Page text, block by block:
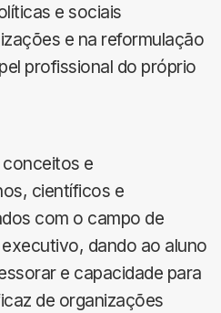
e sociais
e na reformulação
profissional do próprio
e
científicos e
com o campo de
dando ao aluno
e capacidade para
de organizações